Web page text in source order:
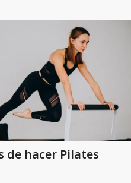
de hacer Pilates